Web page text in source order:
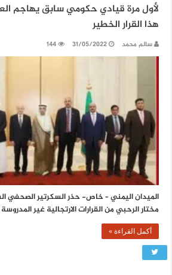
لأول مرة قيادي حكومي سابق يهاجم
هذا القرار الخطير
سالم محمد 31/05/2022
144
الميدان اليمني – خاص- حذر السكرتير الصحفي
مختار الرحبي من القرارات الارتجالية غير
أكمل القراءة »